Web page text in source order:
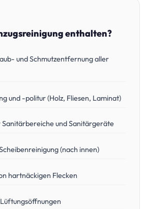
enthalten?
und Schmutzentfernung aller
und -politur (Holz, Fliesen, Laminat)
Sanitärbereiche und Sanitärgeräte
(nach innen)
hartnäckigen Flecken